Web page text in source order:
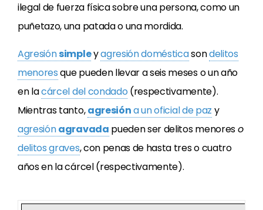
ilegal de fuerza física sobre una persona, como un
puñetazo, una patada o una mordida.
Agresiónsimpleyagresión domésticasondelitos
menoresque pueden llevar a seis meses o un año
en lacárcel del condado (respectivamente).
Mientras tanto,agresióna un oficial de paz y
agresiónagravada pueden ser delitos menoreso
delitos graves, con penas de hasta tres o cuatro
años en la cárcel (respectivamente).